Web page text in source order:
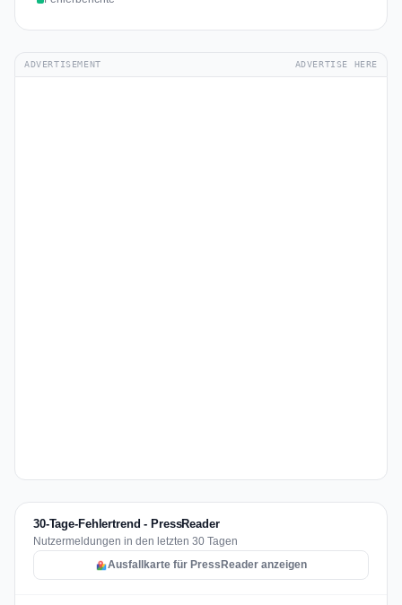
ADVERTISEMENT ADVERTISE HERE
30-Tage-Fehlertrend - PressReader
Nutzermeldungen in den letzten 30 Tagen
Ausfallkarte für PressReader anzeigen